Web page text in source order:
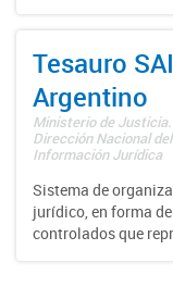
Tesauro
Argentino
Ministerio de
Dirección Nacional
Información Jurídica
Sistema de
jurídico, en forma
controlados que